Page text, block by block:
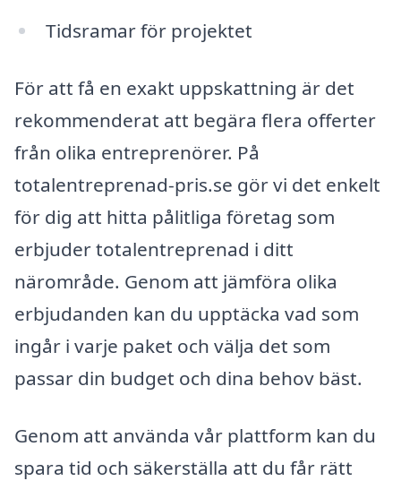
Tidsramar för projektet
För att få en exakt uppskattning är det
rekommenderat att begära flera offerter
från olika entreprenörer. På
totalentreprenad-pris.se gör vi det enkelt
för dig att hitta pålitliga företag som
erbjuder totalentreprenad i ditt
närområde. Genom att jämföra olika
erbjudanden kan du upptäcka vad som
ingår i varje paket och välja det som
passar din budget och dina behov bäst.
Genom att använda vår plattform kan du
spara tid och säkerställa att du får rätt